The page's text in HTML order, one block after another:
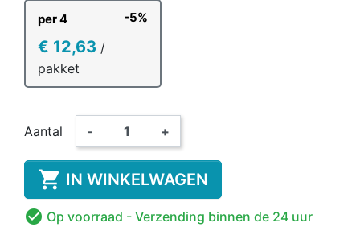
per 4 -5%
€ 12,63 /
pakket
Aantal - +
 IN WINKELWAGEN
 Op voorraad - Verzending binnen de 24 uur